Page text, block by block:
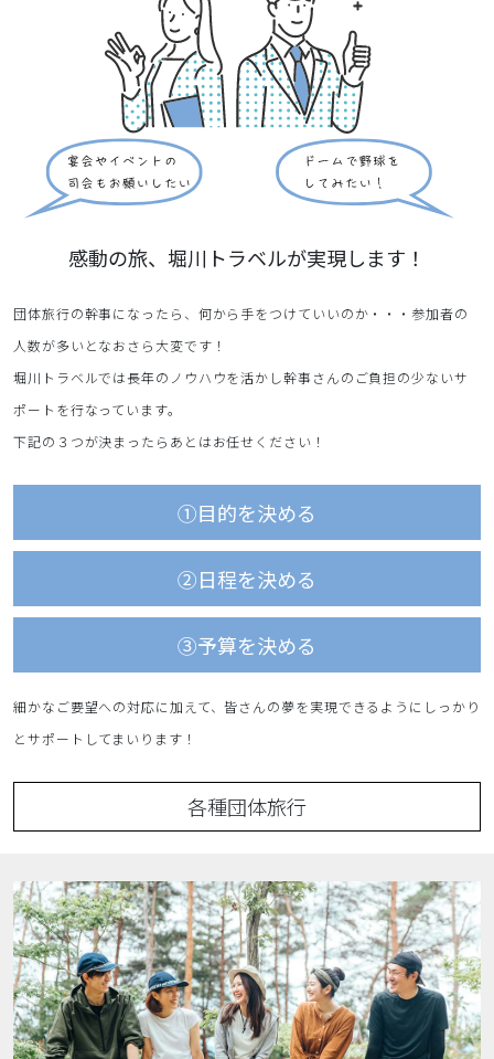
感動の旅、堀川トラベルが実現します！
団体旅行の幹事になったら、何から手をつけていいのか・・・参加者の
人数が多いとなおさら大変です！
堀川トラベルでは長年のノウハウを活かし幹事さんのご負担の少ないサ
ポートを行なっています。
下記の３つが決まったらあとはお任せください！
①目的を決める
②日程を決める
③予算を決める
細かなご要望への対応に加えて、皆さんの夢を実現できるようにしっかり
とサポートしてまいります！
各種団体旅行